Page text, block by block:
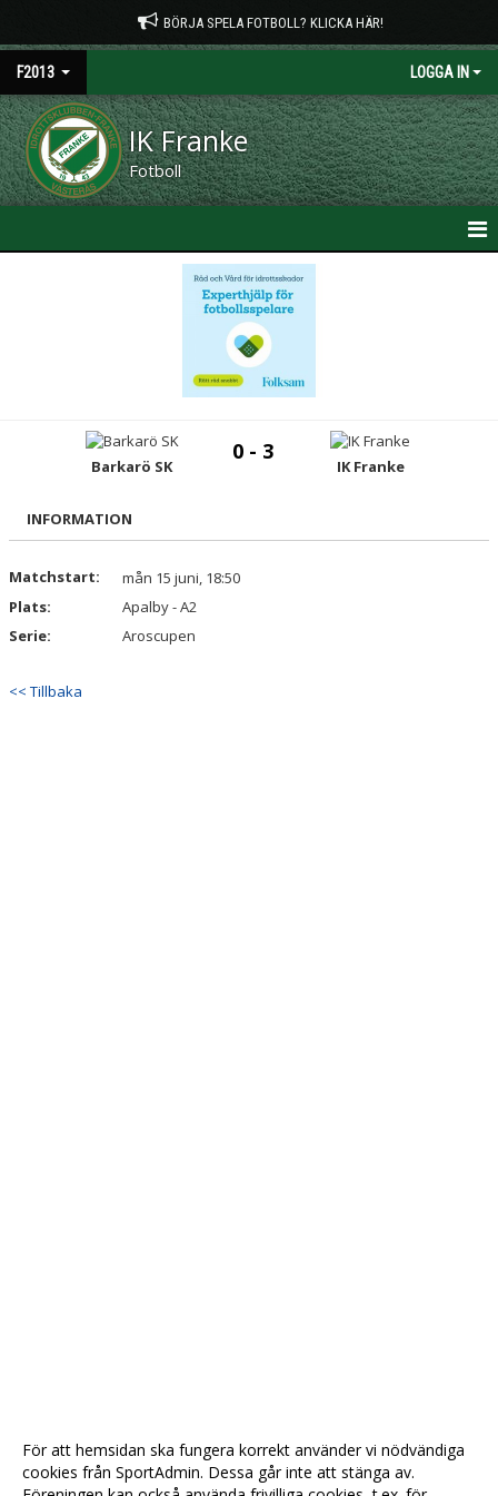
BÖRJA SPELA FOTBOLL? KLICKA HÄR!
F2013 LOGGA IN
IK Franke
Fotboll
BILDGALLERI
KONTAKT
Barkarö SK
0 - 3
IK Franke
INFORMATION
Matchstart:
mån 15 juni, 18:50
Plats:
Apalby - A2
Serie:
Aroscupen
<< Tillbaka
För att hemsidan ska fungera korrekt använder vi nödvändiga
cookies från SportAdmin. Dessa går inte att stänga av.